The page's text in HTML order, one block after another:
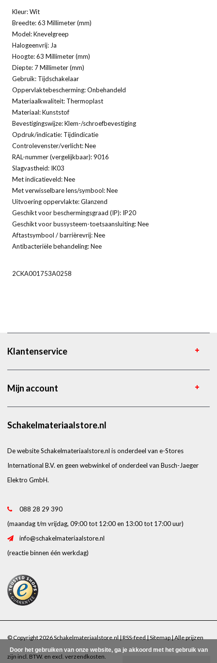
Kleur: Wit
Breedte: 63 Millimeter (mm)
Model: Knevelgreep
Halogeenvrij: Ja
Hoogte: 63 Millimeter (mm)
Diepte: 7 Millimeter (mm)
Gebruik: Tijdschakelaar
Oppervlaktebescherming: Onbehandeld
Materiaalkwaliteit: Thermoplast
Materiaal: Kunststof
Bevestigingswijze: Klem-/schroefbevestiging
Opdruk/indicatie: Tijdindicatie
Controlevenster/verlicht: Nee
RAL-nummer (vergelijkbaar): 9016
Slagvastheid: IK03
Met indicatieveld: Nee
Met verwisselbare lens/symbool: Nee
Uitvoering oppervlakte: Glanzend
Geschikt voor beschermingsgraad (IP): IP20
Geschikt voor bussysteem-toetsaansluiting: Nee
Aftastsymbool / barrièrevrij: Nee
Antibacteriële behandeling: Nee
2CKA001753A0258
Klantenservice
Mijn account
Schakelmateriaalstore.nl
De website Schakelmateriaalstore.nl is onderdeel van e-Stores
International B.V. en geen webwinkel of onderdeel van Busch-Jaeger
Elektro GmbH.
088 28 29 390
(maandag t/m vrijdag, 09:00 tot 12:00 en 13:00 tot 17:00 uur)
info@schakelmateriaalstore.nl
(reactie binnen één werkdag)
© Copyright 2026 Schakelmateriaalstore.nl | RSS-feed | Sitemap | Alle prijzen
zijn incl. BTW. en excl. verzendkosten
Door het gebruiken van onze website, ga je akkoord met het gebruik van